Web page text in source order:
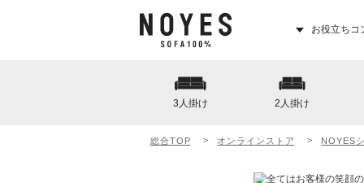
お役立ちコ
3人掛け 2人掛け
総合TOP オンラインストア NOYES